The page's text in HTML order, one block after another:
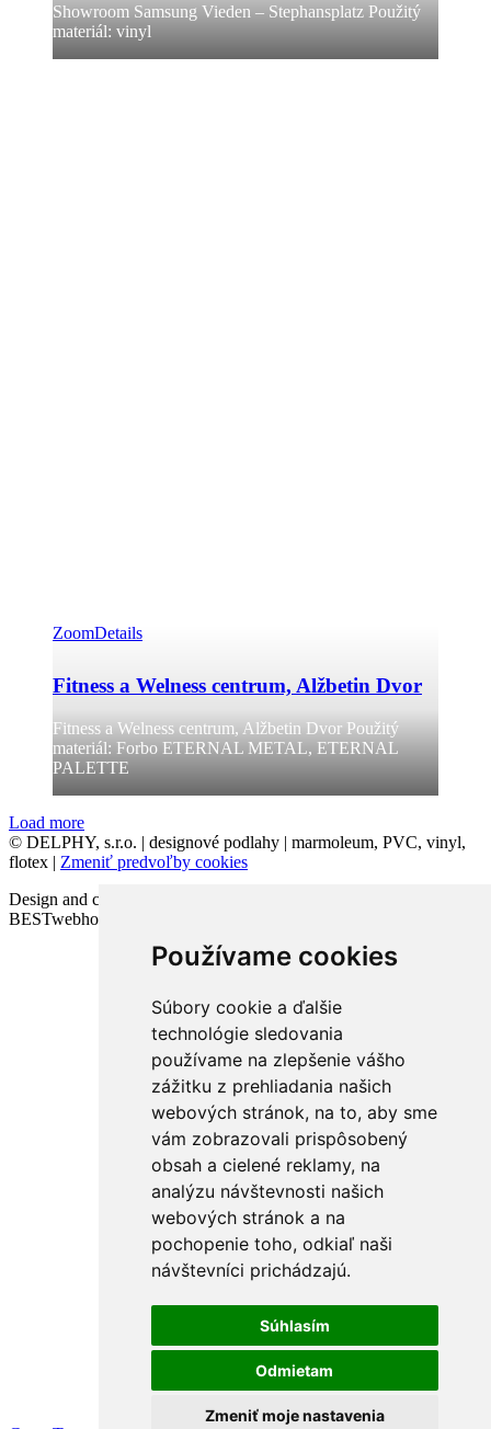
Používame cookies
Súbory cookie a ďalšie
technológie sledovania
používame na zlepšenie vášho
zážitku z prehliadania našich
webových stránok, na to, aby sme
vám zobrazovali prispôsobený
obsah a cielené reklamy, na
analýzu návštevnosti našich
webových stránok a na
pochopenie toho, odkiaľ naši
návštevníci prichádzajú.
Súhlasím
Odmietam
Zmeniť moje nastavenia
Showroom Samsung Vieden – Stephansplatz Použitý
materiál: vinyl
ZoomDetails
Fitness a Welness centrum, Alžbetin Dvor
Fitness a Welness centrum, Alžbetin Dvor Použitý
materiál: Forbo ETERNAL METAL, ETERNAL
PALETTE
Load more
© DELPHY, s.r.o. | designové podlahy | marmoleum, PVC, vinyl,
flotex | Zmeniť predvoľby cookies
Design and code VICTORY-media.sk | Webhosting
BESTwebhosting.sk | 12.11.2025